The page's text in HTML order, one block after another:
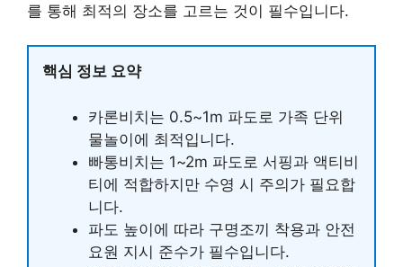
를 통해 최적의 장소를 고르는 것이 필수입니다.
핵심 정보 요약
카론비치는 0.5~1m 파도로 가족 단위
물놀이에 최적입니다.
빠통비치는 1~2m 파도로 서핑과 액티비
티에 적합하지만 수영 시 주의가 필요합
니다.
파도 높이에 따라 구명조끼 착용과 안전
요원 지시 준수가 필수입니다.